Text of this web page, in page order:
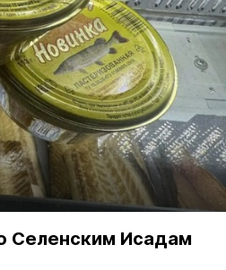
Селенским Исадам